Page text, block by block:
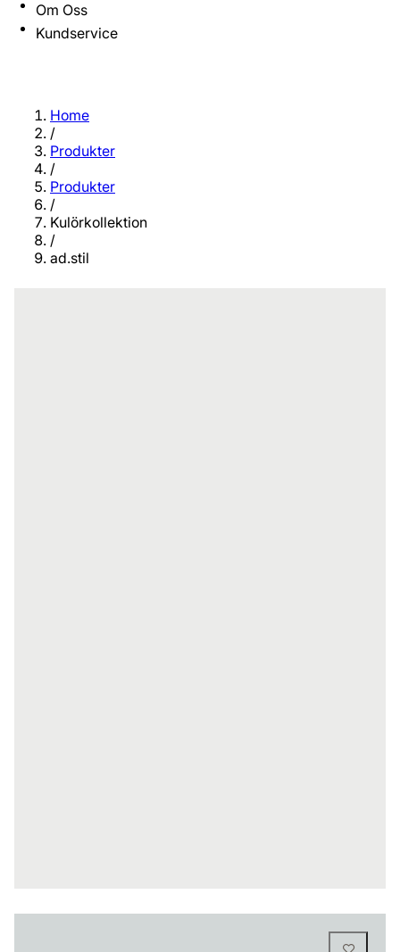
Om Oss
Kundservice
Home
/
Produkter
/
Produkter
/
Kulörkollektion
/
ad.stil